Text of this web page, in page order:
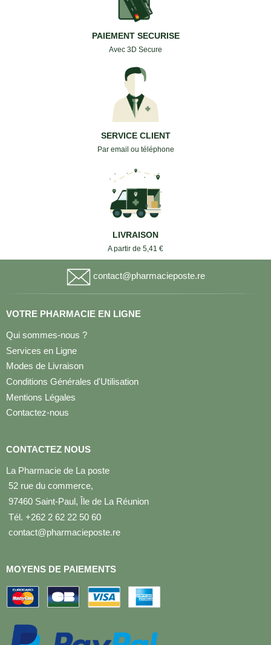
PAIEMENT SECURISE
Avec 3D Secure
SERVICE CLIENT
Par email ou téléphone
LIVRAISON
A partir de 5,41 €
contact@pharmacieposte.re
VOTRE PHARMACIE EN LIGNE
Qui sommes-nous ?
Services en Ligne
Modes de Livraison
Conditions Générales d'Utilisation
Mentions Légales
Contactez-nous
CONTACTEZ NOUS
La Pharmacie de La poste
52 rue du commerce,
97460 Saint-Paul, Île de La Réunion
Tél. +262 2 62 22 50 60
contact@pharmacieposte.re
MOYENS DE PAIEMENTS